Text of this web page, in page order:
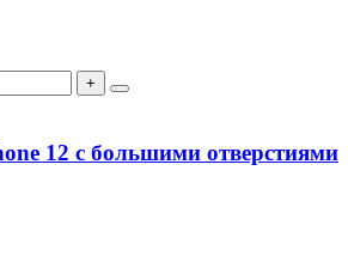
+
12 с большими отверстиями